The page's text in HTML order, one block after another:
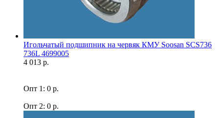
Игольчатый подшипник на червяк КМУ Soosan SCS736
736L 4699005
4 013 р.
Опт 1: 0 р.
Опт 2: 0 р.